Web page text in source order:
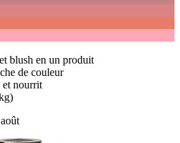
blush en un produit
de couleur
et nourrit